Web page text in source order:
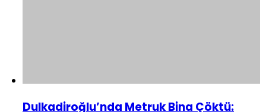
Dulkadiroğlu’nda Metruk Bina Çöktü: